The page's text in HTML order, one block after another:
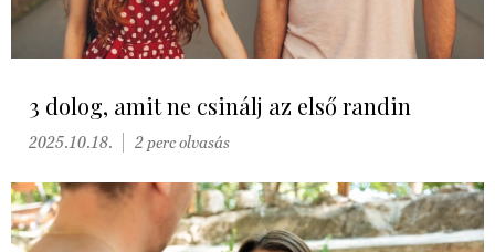
3 dolog, amit ne csinálj az első randin
2025.10.18. 2 perc olvasás